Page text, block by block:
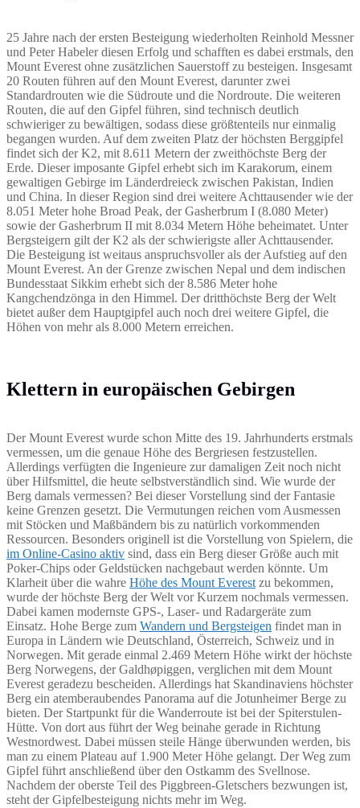
25 Jahre nach der ersten Besteigung wiederholten Reinhold Messner
und Peter Habeler diesen Erfolg und schafften es dabei erstmals, den
Mount Everest ohne zusätzlichen Sauerstoff zu besteigen. Insgesamt
20 Routen führen auf den Mount Everest, darunter zwei
Standardrouten wie die Südroute und die Nordroute. Die weiteren
Routen, die auf den Gipfel führen, sind technisch deutlich
schwieriger zu bewältigen, sodass diese größtenteils nur einmalig
begangen wurden. Auf dem zweiten Platz der höchsten Berggipfel
findet sich der K2, mit 8.611 Metern der zweithöchste Berg der
Erde. Dieser imposante Gipfel erhebt sich im Karakorum, einem
gewaltigen Gebirge im Länderdreieck zwischen Pakistan, Indien
und China. In dieser Region sind drei weitere Achttausender wie der
8.051 Meter hohe Broad Peak, der Gasherbrum I (8.080 Meter)
sowie der Gasherbrum II mit 8.034 Metern Höhe beheimatet. Unter
Bergsteigern gilt der K2 als der schwierigste aller Achttausender.
Die Besteigung ist weitaus anspruchsvoller als der Aufstieg auf den
Mount Everest. An der Grenze zwischen Nepal und dem indischen
Bundesstaat Sikkim erhebt sich der 8.586 Meter hohe
Kangchendzönga in den Himmel. Der dritthöchste Berg der Welt
bietet außer dem Hauptgipfel auch noch drei weitere Gipfel, die
Höhen von mehr als 8.000 Metern erreichen.
Klettern in europäischen Gebirgen
Der Mount Everest wurde schon Mitte des 19. Jahrhunderts erstmals
vermessen, um die genaue Höhe des Bergriesen festzustellen.
Allerdings verfügten die Ingenieure zur damaligen Zeit noch nicht
über Hilfsmittel, die heute selbstverständlich sind. Wie wurde der
Berg damals vermessen? Bei dieser Vorstellung sind der Fantasie
keine Grenzen gesetzt. Die Vermutungen reichen vom Ausmessen
mit Stöcken und Maßbändern bis zu natürlich vorkommenden
Ressourcen. Besonders originell ist die Vorstellung von Spielern, die
im Online-Casino aktiv sind, dass ein Berg dieser Größe auch mit
Poker-Chips oder Geldstücken nachgebaut werden könnte. Um
Klarheit über die wahre Höhe des Mount Everest zu bekommen,
wurde der höchste Berg der Welt vor Kurzem nochmals vermessen.
Dabei kamen modernste GPS-, Laser- und Radargeräte zum
Einsatz. Hohe Berge zum Wandern und Bergsteigen findet man in
Europa in Ländern wie Deutschland, Österreich, Schweiz und in
Norwegen. Mit gerade einmal 2.469 Metern Höhe wirkt der höchste
Berg Norwegens, der Galdhøpiggen, verglichen mit dem Mount
Everest geradezu bescheiden. Allerdings hat Skandinaviens höchster
Berg ein atemberaubendes Panorama auf die Jotunheimer Berge zu
bieten. Der Startpunkt für die Wanderroute ist bei der Spiterstulen-
Hütte. Von dort aus führt der Weg beinahe gerade in Richtung
Westnordwest. Dabei müssen steile Hänge überwunden werden, bis
man zu einem Plateau auf 1.900 Meter Höhe gelangt. Der Weg zum
Gipfel führt anschließend über den Ostkamm des Svellnose.
Nachdem der oberste Teil des Piggbreen-Gletschers bezwungen ist,
steht der Gipfelbesteigung nichts mehr im Weg.